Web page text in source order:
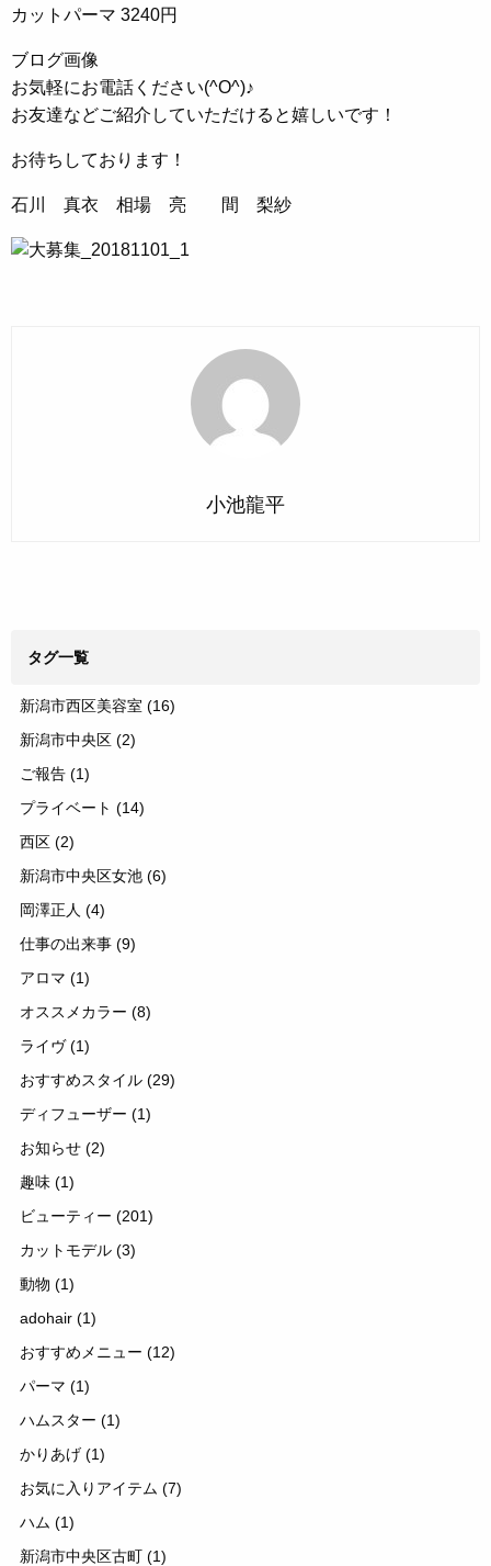
カットパーマ 3240円
ブログ画像
お気軽にお電話ください(^O^)♪
お友達などご紹介していただけると嬉しいです！
お待ちしております！
石川 真衣 相場 亮 間 梨紗
小池龍平
タグ一覧
新潟市西区美容室 (16)
新潟市中央区 (2)
ご報告 (1)
プライベート (14)
西区 (2)
新潟市中央区女池 (6)
岡澤正人 (4)
仕事の出来事 (9)
アロマ (1)
オススメカラー (8)
ライヴ(1)
おすすめスタイル (29)
ディフューザー (1)
お知らせ (2)
趣味 (1)
ビューティー (201)
カットモデル (3)
動物 (1)
adohair (1)
おすすめメニュー (12)
パーマ (1)
ハムスター (1)
かりあげ (1)
お気に入りアイテム (7)
ハム (1)
新潟市中央区古町 (1)